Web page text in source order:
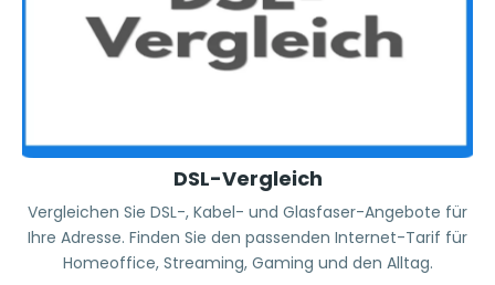
DSL-Vergleich
Vergleichen Sie DSL-, Kabel- und Glasfaser-Angebote für
Ihre Adresse. Finden Sie den passenden Internet-Tarif für
Homeoffice, Streaming, Gaming und den Alltag.